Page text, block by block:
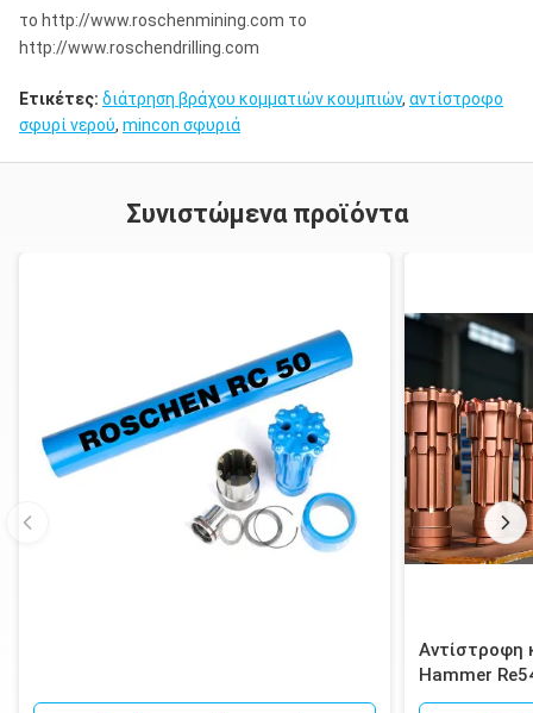
το http://www.roschenmining.com το
http://www.roschendrilling.com
Ετικέτες: διάτρηση βράχου κομματιών κουμπιών, αντίστροφο
σφυρί νερού, mincon σφυριά
Συνιστώμενα προϊόντα
Αντίστροφη
Hammer
κυκλοφορία